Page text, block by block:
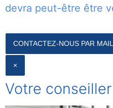
devra peut-être être
CONTACTEZ-NOUS PAR MAIL
×
Votre conseiller